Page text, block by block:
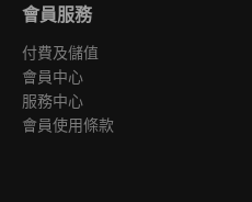
會員服務
付費及儲值
會員中心
服務中心
會員使用條款